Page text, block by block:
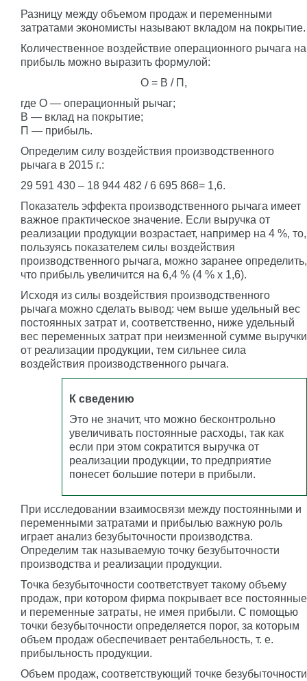
Разницу между объемом продаж и переменными
затратами экономисты называют вкладом на покрытие.
Количественное воздействие операционного рычага на
прибыль можно выразить формулой:
О = В / П,
где О — операционный рычаг;
В — вклад на покрытие;
П — прибыль.
Определим силу воздействия производственного
рычага в 2015 г.:
29 591 430 – 18 944 482 / 6 695 868= 1,6.
Показатель эффекта производственного рычага имеет
важное практическое значение. Если выручка от
реализации продукции возрастает, например на 4 %, то,
пользуясь показателем силы воздействия
производственного рычага, можно заранее определить,
что прибыль увеличится на 6,4 % (4 % x 1,6).
Исходя из силы воздействия производственного
рычага можно сделать вывод: чем выше удельный вес
постоянных затрат и, соответственно, ниже удельный
вес переменных затрат при неизменной сумме выручки
от реализации продукции, тем сильнее сила
воздействия производственного рычага.
К сведению
Это не значит, что можно бесконтрольно
увеличивать постоянные расходы, так как
если при этом сократится выручка от
реализации продукции, то предприятие
понесет большие потери в прибыли.
При исследовании взаимосвязи между постоянными и
переменными затратами и прибылью важную роль
играет анализ безубыточности производства.
Определим так называемую точку безубыточности
производства и реализации продукции.
Точка безубыточности соответствует такому объему
продаж, при котором фирма покрывает все постоянные
и переменные затраты, не имея прибыли. С помощью
точки безубыточности определяется порог, за которым
объем продаж обеспечивает рентабельность, т. е.
прибыльность продукции.
Объем продаж, соответствующий точке безубыточности